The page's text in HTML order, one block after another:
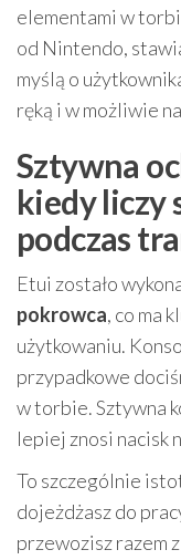
elementami w
od Nintendo,
myślą o
ręką i w możliwie
Sztywna
kiedy liczy
podczas
Etui zostało
pokrowca, co ma
użytkowaniu.
przypadkowe
w torbie. Sztywna
lepiej znosi nacisk
To szczególnie
dojeżdżasz do
przewozisz razem